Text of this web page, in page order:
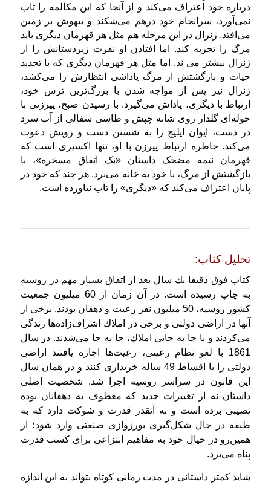
درباره خود اعتراف می‌کند و از آنجا که این مکالمه را تاب
نمی‌آورد، سرانجام خود درهم می‌شکند و بیهوش بر زمین
می‌افتد. ژنرال در این مرحله هم مثل هر قهرمان دیگری باید
مرگ را تجربه کند. اما افتادن او نفرت زیردستانش را از
ژنرال بیشتر می ‌ند.
اما مثل هر قهرمان دیگری که با تجدید
حیات و بازگشتش از مرگ پاداشی انتظارش را می‌کشد،
ژنرال نیز پس از مواجه شدن با بزرگ‌ترین ترس خود،
ارتباط با دیگری، پاداش می‌گیرد. با رسیدن صبح، پیرزنی با
حوله‌ای گلدار روی شانه چپش و طاسی سفالی از آب سرد
در دست، ایوان ایلیچ را به شستن دست و رویش دعوت
می‌کند. خاطره ارتباط پیرزن با او، تنها اکسیری است که
قهرمان نیمه مضحک داستان «یک اتفاق مسخره»، با
بازگشتش از مرگ، با خود به خانه می‌برد. هر چند که خود در
پایان اعتراف می‌کند که «دیگری» را تاب نیاورده است.
تحلیل كتاب:
كتاب فوق دقیقا یك سال بعد از اتفاق بسیار مهم در روسیه
به چاپ رسیده است. در آن زمان از 60 میلیون جمعیت
كشور روسیه، 50 میلیون نفر رعیت و دهقان بودند. برخی از
آنها در اراضی دولتی و برخی در املاك اشراف‌زاده‌ها زندگی
می‌كردند و با جا به جایی املاك، جا به جا می‌شدند. در سال
1861 با لغو نظام رعیتی، رعیت‌ها اجازه یافتند اراضی
دولتی را با اقساط 49 ساله خریداری كنند و در همان سال
این قانون در سراسر روسیه اجرا شد. شخصیت اصلی
داستان نه از تغییرات جدید که معطوف به دهقانان بوده
نصیبی برده است و نه آنقدر قدرت و شوکت دارد که به
طبقه‌ در حال شکل‌گیری بورژوازی صنعتی وارد شود؛ از
همین‌رو در خیال خود به مفاهیم انتزاعی برای کسب قدرت
پناه می‌برد.
شاید كمتر داستانی در مدت زمانی كوتاه بتواند به این اندازه